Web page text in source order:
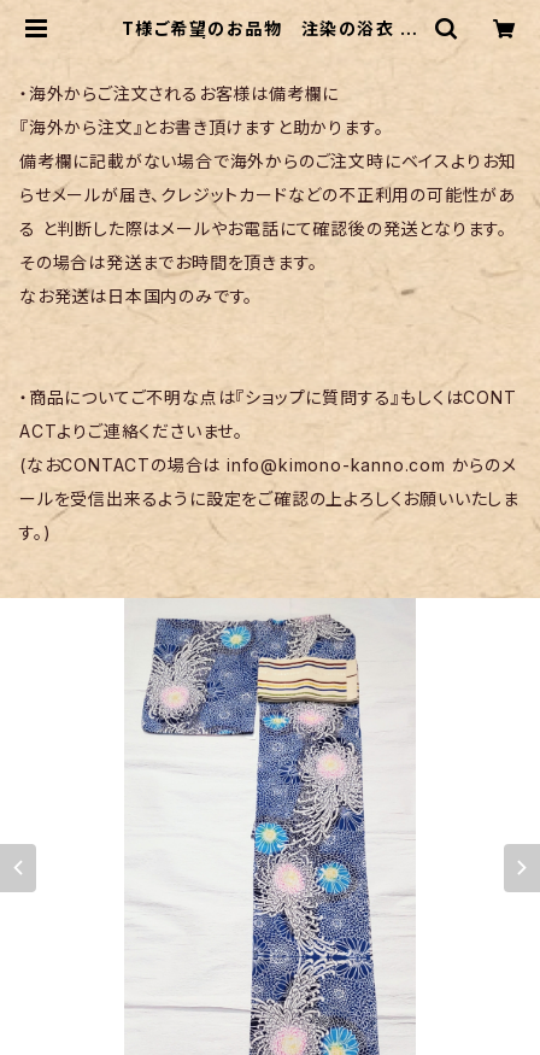
T様ご希望のお品物 注染の浴衣 乱
・海外からご注文されるお客様は備考欄に
『海外から注文』とお書き頂けますと助かります。
備考欄に記載がない場合で海外からのご注文時にベイスよりお知
らせメールが届き、クレジットカードなどの不正利用の可能性があ
る と判断した際はメールやお電話にて確認後の発送となります。
その場合は発送までお時間を頂きます。
なお発送は日本国内のみです。
・商品についてご不明な点は『ショップに質問する』もしくはCONT
ACTよりご連絡くださいませ。
(なおCONTACTの場合はinfo@kimono-kanno.com からのメ
ールを受信出来るように設定をご確認の上よろしくお願いいたしま
す。)